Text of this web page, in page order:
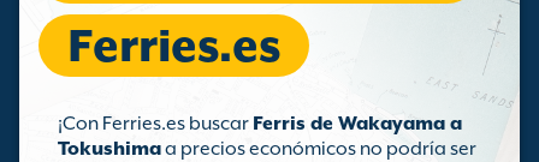
Ferries.es
¡Con Ferries.es buscar Ferris de Wakayama a
Tokushimaa precios económicos no podría ser